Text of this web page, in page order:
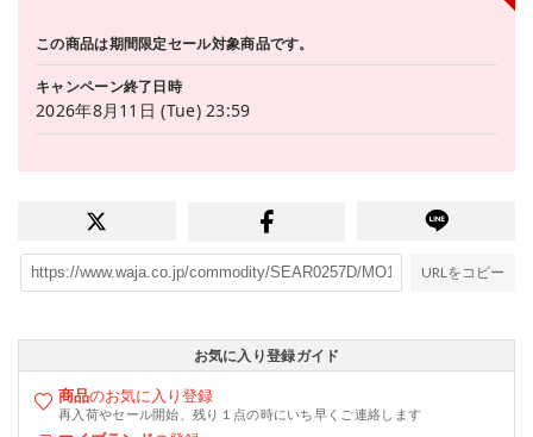
この商品は期間限定セール対象商品です。
キャンペーン終了日時
2026年8月11日 (Tue) 23:59
URLをコピー
お気に入り登録ガイド
商品のお気に入り登録
再入荷やセール開始、残り１点の時にいち早くご連絡します